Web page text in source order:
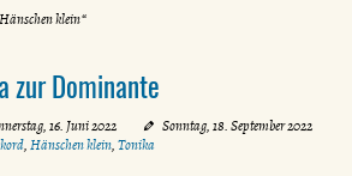
klein“
zur Dominante
16. Juni 2022
Sonntag, 18. September 2022
,Hänschen klein,Tonika